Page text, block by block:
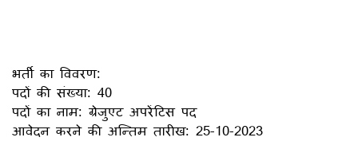
भर्ती का विवरण:
पदों की संख्या: 40
पदों का नाम: ग्रेजुएट अपरेंटिस पद
आवेदन करने की अन्तिम तारीख: 25-10-2023